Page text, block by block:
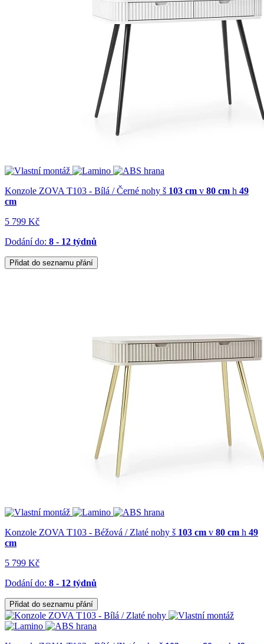
Konzole ZOVA T103 - Bílá / Černé nohy š 103 cm v 80 cm h 49
cm
5 799 Kč
Dodání do: 8 - 12 týdnů
Přidat do seznamu přání
Konzole ZOVA T103 - Béžová / Zlaté nohy š 103 cm v 80 cm h 49
cm
5 799 Kč
Dodání do: 8 - 12 týdnů
Přidat do seznamu přání